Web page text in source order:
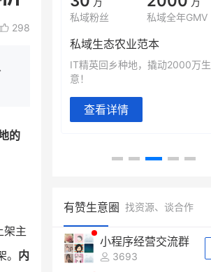
298
的
架主
内
破局新
私域粉丝
私域全年GMV
私域生态农业范本
IT精英回乡种地，撬动2000万生
意！
查看详情
有赞生意圈 找资源、谈合作
小程序经营交流群
3693